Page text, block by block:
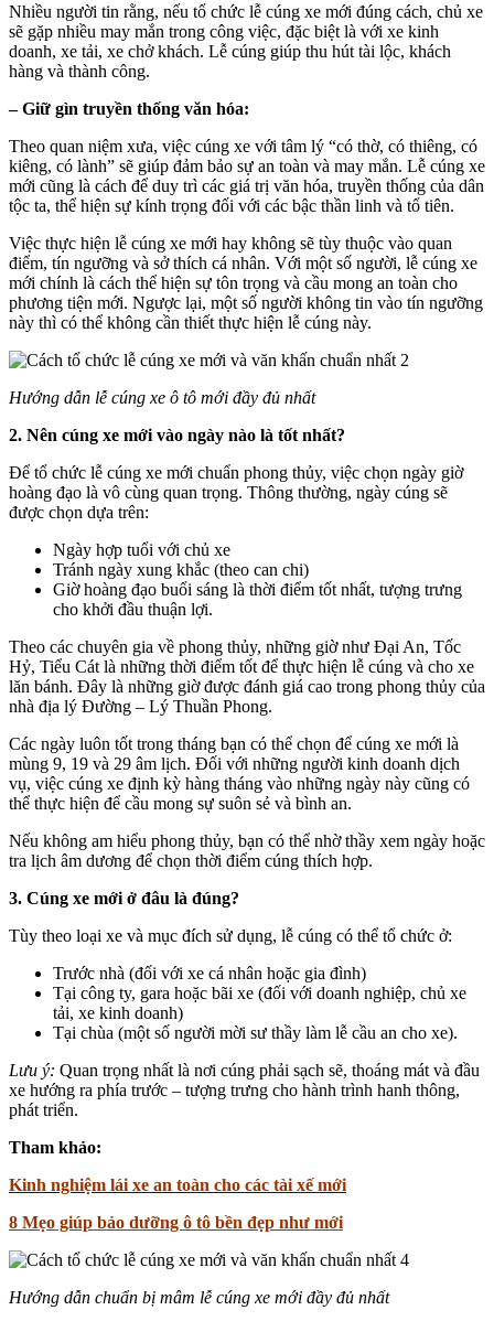
Nhiều người tin rằng, nếu tổ chức lễ cúng xe mới đúng cách, chủ xe
sẽ gặp nhiều may mắn trong công việc, đặc biệt là với xe kinh
doanh, xe tải, xe chở khách. Lễ cúng giúp thu hút tài lộc, khách
hàng và thành công.
– Giữ gìn truyền thống văn hóa:
Theo quan niệm xưa, việc cúng xe với tâm lý “có thờ, có thiêng, có
kiêng, có lành” sẽ giúp đảm bảo sự an toàn và may mắn. Lễ cúng xe
mới cũng là cách để duy trì các giá trị văn hóa, truyền thống của dân
tộc ta, thể hiện sự kính trọng đối với các bậc thần linh và tổ tiên.
Việc thực hiện lễ cúng xe mới hay không sẽ tùy thuộc vào quan
điểm, tín ngưỡng và sở thích cá nhân. Với một số người, lễ cúng xe
mới chính là cách thể hiện sự tôn trọng và cầu mong an toàn cho
phương tiện mới. Ngược lại, một số người không tin vào tín ngưỡng
này thì có thể không cần thiết thực hiện lễ cúng này.
Hướng dẫn lễ cúng xe ô tô mới đầy đủ nhất
2. Nên cúng xe mới vào ngày nào là tốt nhất?
Để tổ chức lễ cúng xe mới chuẩn phong thủy, việc chọn ngày giờ
hoàng đạo là vô cùng quan trọng. Thông thường, ngày cúng sẽ
được chọn dựa trên:
Ngày hợp tuổi với chủ xe
Tránh ngày xung khắc (theo can chi)
Giờ hoàng đạo buổi sáng là thời điểm tốt nhất, tượng trưng
cho khởi đầu thuận lợi.
Theo các chuyên gia về phong thủy, những giờ như Đại An, Tốc
Hỷ, Tiểu Cát là những thời điểm tốt để thực hiện lễ cúng và cho xe
lăn bánh. Đây là những giờ được đánh giá cao trong phong thủy của
nhà địa lý Đường – Lý Thuần Phong.
Các ngày luôn tốt trong tháng bạn có thể chọn để cúng xe mới là
mùng 9, 19 và 29 âm lịch. Đối với những người kinh doanh dịch
vụ, việc cúng xe định kỳ hàng tháng vào những ngày này cũng có
thể thực hiện để cầu mong sự suôn sẻ và bình an.
Nếu không am hiểu phong thủy, bạn có thể nhờ thầy xem ngày hoặc
tra lịch âm dương để chọn thời điểm cúng thích hợp.
3. Cúng xe mới ở đâu là đúng?
Tùy theo loại xe và mục đích sử dụng, lễ cúng có thể tổ chức ở:
Trước nhà (đối với xe cá nhân hoặc gia đình)
Tại công ty, gara hoặc bãi xe (đối với doanh nghiệp, chủ xe
tải, xe kinh doanh)
Tại chùa (một số người mời sư thầy làm lễ cầu an cho xe).
Lưu ý: Quan trọng nhất là nơi cúng phải sạch sẽ, thoáng mát và đầu
xe hướng ra phía trước – tượng trưng cho hành trình hanh thông,
phát triển.
Tham khảo:
Kinh nghiệm lái xe an toàn cho các tài xế mới
8 Mẹo giúp bảo dưỡng ô tô bền đẹp như mới
Hướng dẫn chuẩn bị mâm lễ cúng xe mới đầy đủ nhất